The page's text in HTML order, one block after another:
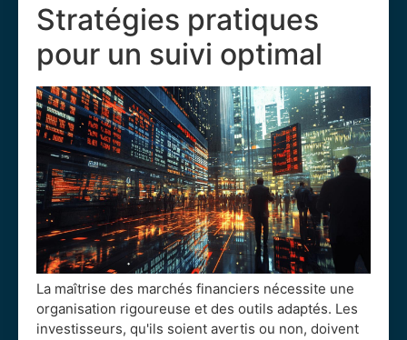
Stratégies pratiques
pour un suivi optimal
La maîtrise des marchés financiers nécessite une
organisation rigoureuse et des outils adaptés. Les
investisseurs, qu'ils soient avertis ou non, doivent